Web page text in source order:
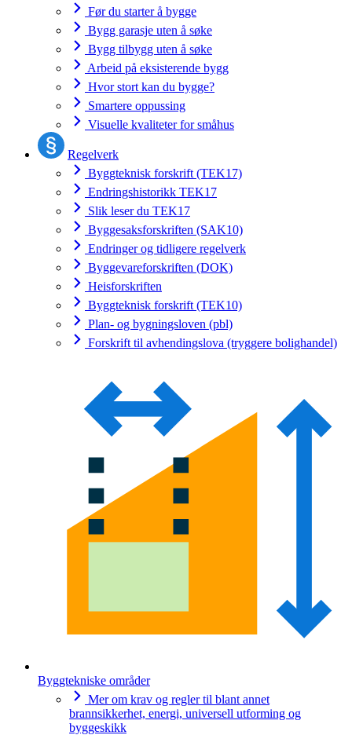
Før du starter å bygge
Bygg garasje uten å søke
Bygg tilbygg uten å søke
Arbeid på eksisterende bygg
Hvor stort kan du bygge?
Smartere oppussing
Visuelle kvaliteter for småhus
Regelverk
Byggteknisk forskrift (TEK17)
Endringshistorikk TEK17
Slik leser du TEK17
Byggesaksforskriften (SAK10)
Endringer og tidligere regelverk
Byggevareforskriften (DOK)
Heisforskriften
Byggteknisk forskrift (TEK10)
Plan- og bygningsloven (pbl)
Forskrift til avhendingslova (tryggere bolighandel)
Byggtekniske områder
Mer om krav og regler til blant annet
brannsikkerhet, energi, universell utforming og
byggeskikk